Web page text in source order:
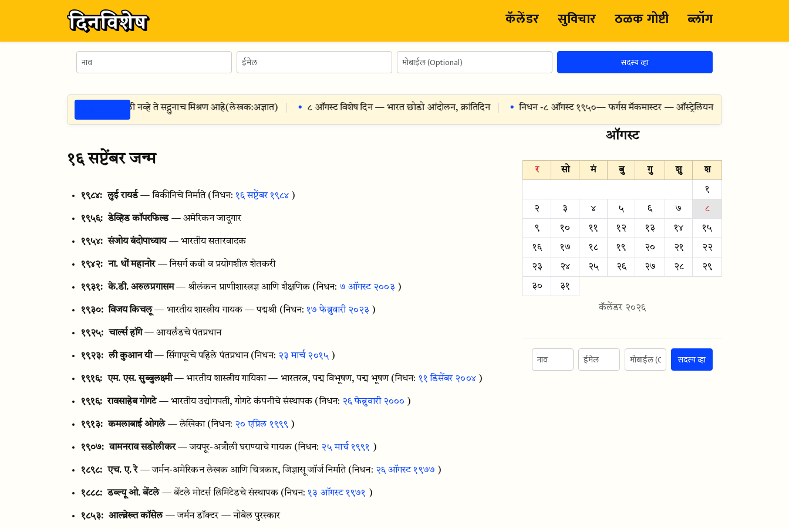
कॅलेंडर सुविचार ठळक गोष्टी ब्लॉग
सदस्य व्हा
नेतृत्व म्हणजे हुकमी किल्ली नव्हे ते सद्गुनाच मिश्रण आहे(लेखक:अज्ञात) ८ ऑगस्ट विशेष दिन — भारत छोडो आंदोलन, क्रांतिदिन निधन -८ ऑगस्ट १९५०— फर्गस मॅकमास्टर — ऑस्ट्रेलियन उद्योगपती, Qantas
१६ सप्टेंबर जन्म
१९८४: लुई रायर्ड — बिकीनिचे निर्माते (निधन:१६ सप्टेंबर १९८४ )
१९५६: डेव्हिड कॉपरफिल्ड — अमेरिकन जादूगार
१९५४: संजोय बंदोपाध्याय — भारतीय सतारवादक
१९४२: ना. धों महानोर — निसर्ग कवी व प्रयोगशील शेतकरी
१९३१: के.डी. अरुलप्रगासम — श्रीलंकन प्राणीशास्त्रज्ञ आणि शैक्षणिक (निधन: ७ ऑगस्ट २००३ )
१९३०: विजय किचलू — भारतीय शास्त्रीय गायक — पद्मश्री (निधन:१७ फेब्रुवारी २०२३ )
१९२५: चार्ल्स हॉगे — आयर्लंडचे पंतप्रधान
१९२३: ली कुआन यी — सिंगापूरचे पहिले पंतप्रधान (निधन: २३ मार्च २०१५ )
१९१६: एम. एस. सुब्बुलक्ष्मी — भारतीय शास्त्रीय गायिका — भारतरत्न, पद्म विभूषण, पद्म भूषण (निधन: ११ डिसेंबर २००४)
१९१६: रावसाहेब गोगटे — भारतीय उद्योगपती, गोगटे कंपनीचे संस्थापक (निधन: २६ फेब्रुवारी २००० )
१९१३: कमलाबाई ओगले — लेखिका (निधन: २० एप्रिल १९९९)
१९०७: वामनराव सडोलीकर — जयपूर-अत्रौली घराण्याचे गायक (निधन: २५ मार्च १९९१ )
१८९८: एच. ए. रे — जर्मन-अमेरिकन लेखक आणि चित्रकार, जिज्ञासू जॉर्ज निर्माते (निधन: २६ ऑगस्ट १९७७ )
१८८८: डब्ल्यू ओ. बेंटले — बेंटले मोटर्स लिमिटेडचे संस्थापक (निधन:१३ ऑगस्ट १९७१ )
१८५३: आल्ब्रेख्त कॉसेल — जर्मन डॉक्टर — नोबेल पुरस्कार
ऑगस्ट
र सो मं बु गु शु श
१
२ ३ ४ ५ ६ ७ ८
९ १० ११ १२ १३ १४ १५
१६ १७ १८ १९ २० २१ २२
२३ २४ २५ २६ २७ २८ २९
३० ३१
कॅलेंडर २०२६
सदस्य व्हा